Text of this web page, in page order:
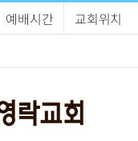
예배시간
교회위치